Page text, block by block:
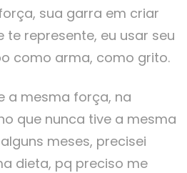
sua garra em criar
te represente, eu usar seu
como arma, como grito.
a mesma força, na
que nunca tive a mesma
meses, precisei
dieta, pq preciso me